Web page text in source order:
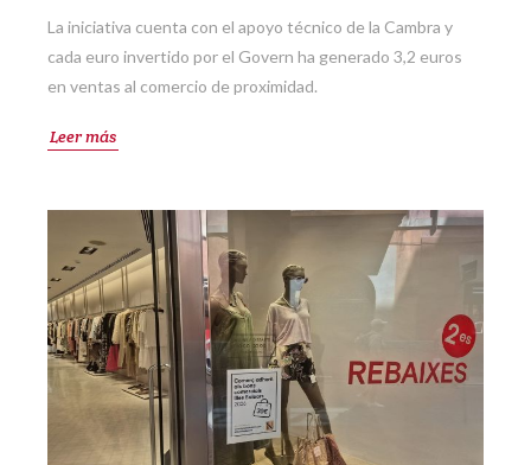
La iniciativa cuenta con el apoyo técnico de la Cambra y
cada euro invertido por el Govern ha generado 3,2 euros
en ventas al comercio de proximidad.
Leer más